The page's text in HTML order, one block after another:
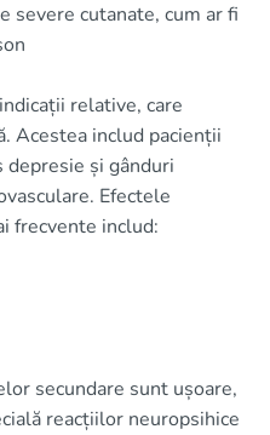
severe cutanate, cum ar fi
relative, care
Acestea includ pacienții
depresie și gânduri
Efectele
frecvente includ:
secundare sunt ușoare,
reacțiilor neuropsihice